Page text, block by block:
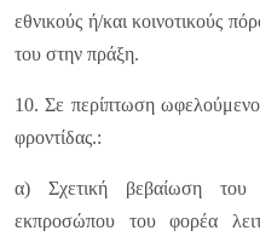
εθνικούς ή/και κοινοτικούς
του στην πράξη.
10. Σε περίπτωση
φροντίδας.:
α) Σχετική βεβαίωση
εκπροσώπου του φορέα